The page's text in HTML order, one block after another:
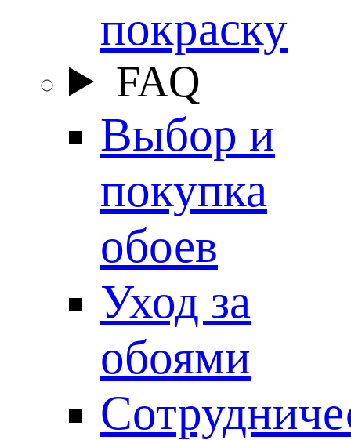
покраску
FAQ
Выбор и
покупка
обоев
Уход за
обоями